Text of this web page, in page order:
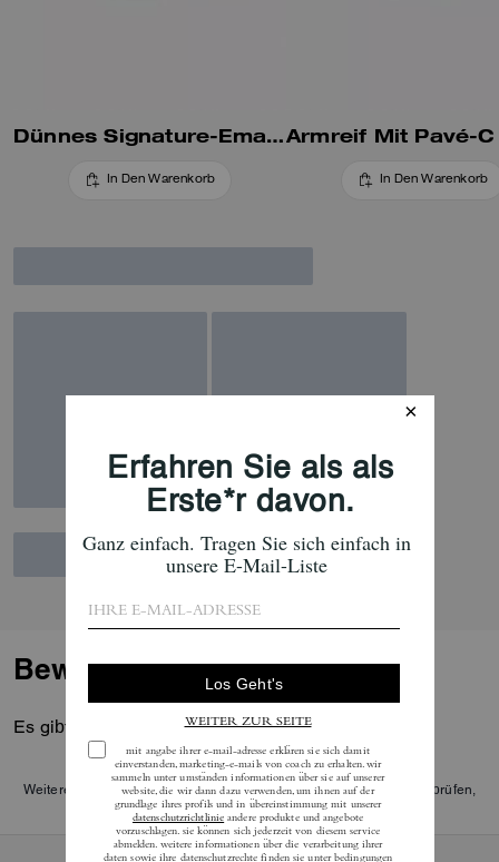
Dünnes Signature-Emaille Armreif mit Scharnier
In Den Warenkorb In Den Warenkorb
Bewertungen
Es gibt noch keine Reviews.
Weitere Informationen darüber, wie wir unsere Bewertungen überprüfen,
finden Siehier.